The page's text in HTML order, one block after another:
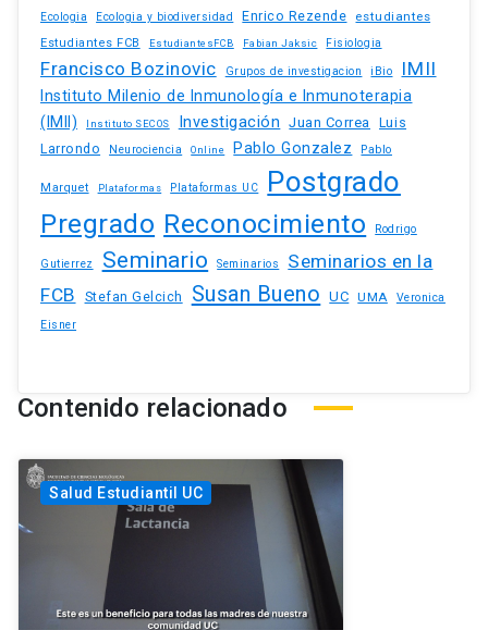
Ecologia Ecologia y biodiversidad Enrico Rezende estudiantes
Estudiantes FCB EstudiantesFCB Fabian Jaksic Fisiologia
Francisco Bozinovic Grupos de investigacion iBio IMII
Instituto Milenio de Inmunología e Inmunoterapia
(IMII)
Instituto SECOS Investigación Juan Correa
Luis
Larrondo
Neurociencia Online Pablo Gonzalez Pablo
Marquet Plataformas Plataformas UC Postgrado
Pregrado Reconocimiento Rodrigo
Gutierrez Seminario Seminarios
Seminarios en la
FCB
Stefan Gelcich Susan Bueno UC UMA
Veronica
Eisner
Contenido relacionado
Salud Estudiantil UC